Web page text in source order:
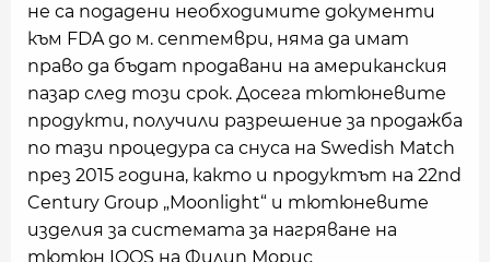
не са подадени необходимите документи
към FDA до м. септември, няма да имат
право да бъдат продавани на американския
пазар след този срок. Досега тютюневите
продукти, получили разрешение за продажба
по тази процедура са снуса на Swedish Match
през 2015 година, както и продуктът на 22nd
Century Group „Moonlight“ и тютюневите
изделия за системата за нагряване на
тютюн IQOS на Филип Морис